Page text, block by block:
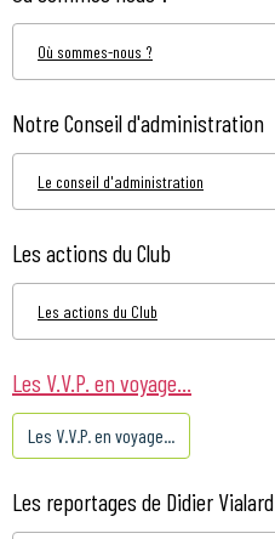
Où sommes-nous ?
Notre Conseil d'administration
Le conseil d'administration
Les actions du Club
Les actions du Club
Les V.V.P. en voyage...
Les V.V.P. en voyage...
Les reportages de Didier Vialard